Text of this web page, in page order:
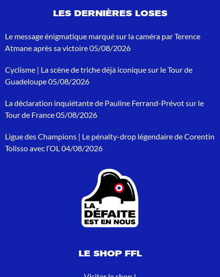
r
e
c
h
o
u
:
LES DERNIÈRES LOSES
Le message énigmatique marqué sur la caméra par Terence
Atmane après sa victoire05/08/2026
Cyclisme | La scène de triche déjà iconique sur le Tour de
Guadeloupe05/08/2026
La déclaration inquiétante de Pauline Ferrand-Prévot sur le
Tour de France05/08/2026
Ligue des Champions | Le pénalty-drop légendaire de Corentin
Tolisso avec l’OL 04/08/2026
LE SHOP FFL